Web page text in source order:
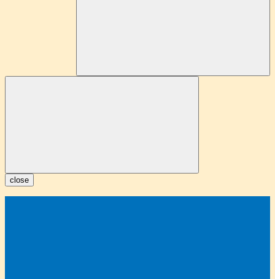
close